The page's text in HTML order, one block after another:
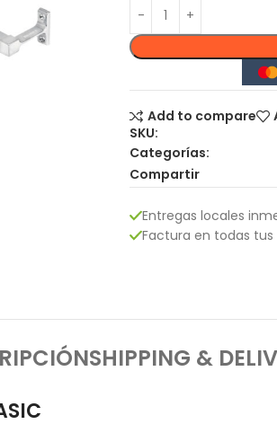
Add to compare
SKU:
Categorías:
Compartir
Entregas locales
Factura en todas
SHIPPING &